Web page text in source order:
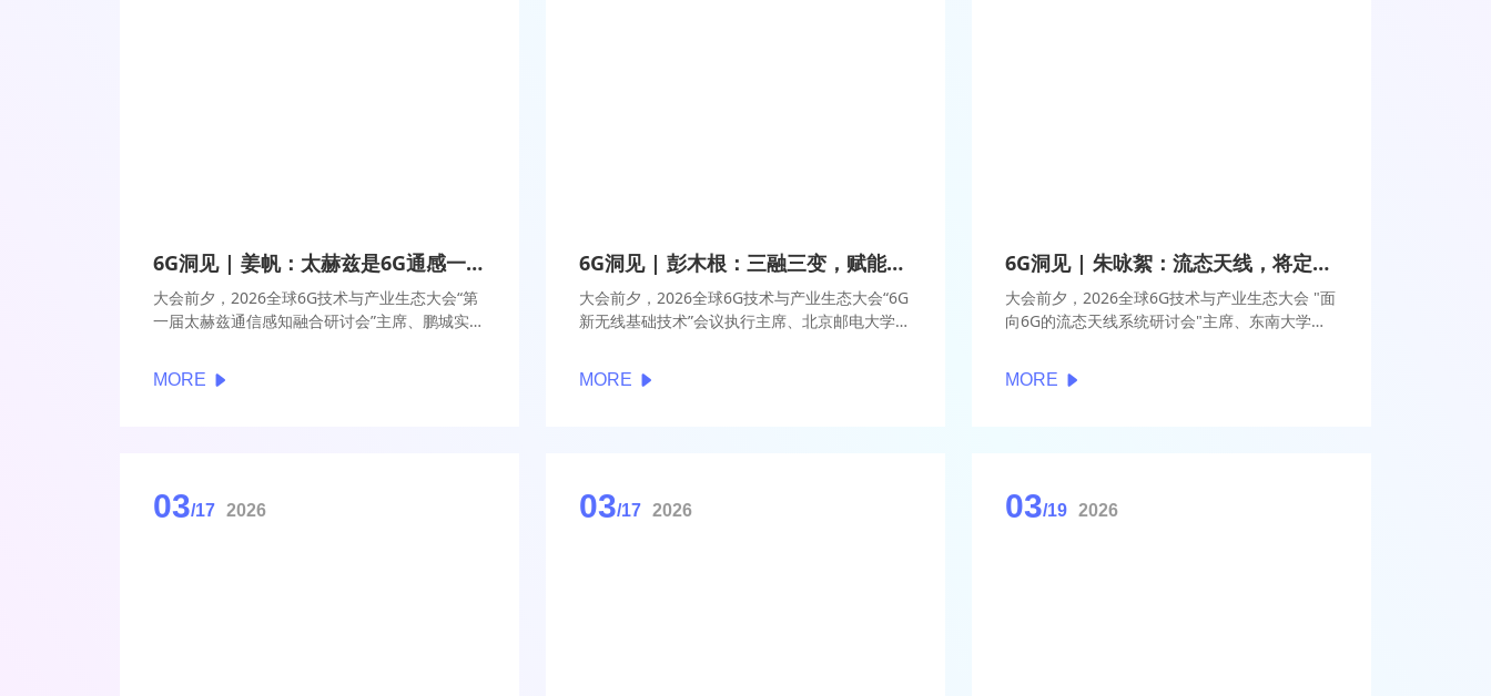
6G洞见 | 姜帆：太赫兹是6G通感一体化的核心突破口
大会前夕，2026全球6G技术与产业生态大会“第
一届太赫兹通信感知融合研讨会”主席、鹏城实验
技术研发均有进展显著，但通信感知相互赋能方
赫兹通感融合典型场景具有重大意义。
MORE
6G洞见 | 彭木根：三融三变，赋能6G新无线基础技术创新
大会前夕，2026全球6G技术与产业生态大会“6G
新无线基础技术”会议执行主席、北京邮电大学副
变革”，“三融合”主要是指：通感算智技术融合、
MORE
6G洞见 | 朱咏絮：流态天线，将定义6G时代通信新范式
大会前夕，2026全球6G技术与产业生态大会 "面
向6G的流态天线系统研讨会"主席、东南大学信
打破大家对传统天线的概念，将不仅仅是贴片天
MORE
03/17 2026 03/17 2026 03/19 2026